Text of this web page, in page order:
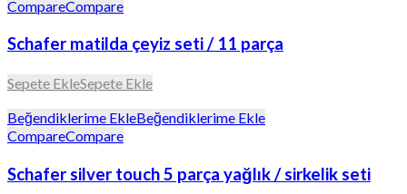
CompareCompare
Schafer matilda çeyiz seti / 11 parça
Sepete EkleSepete Ekle
Beğendiklerime EkleBeğendiklerime Ekle
CompareCompare
Schafer silver touch 5 parça yağlık / sirkelik seti